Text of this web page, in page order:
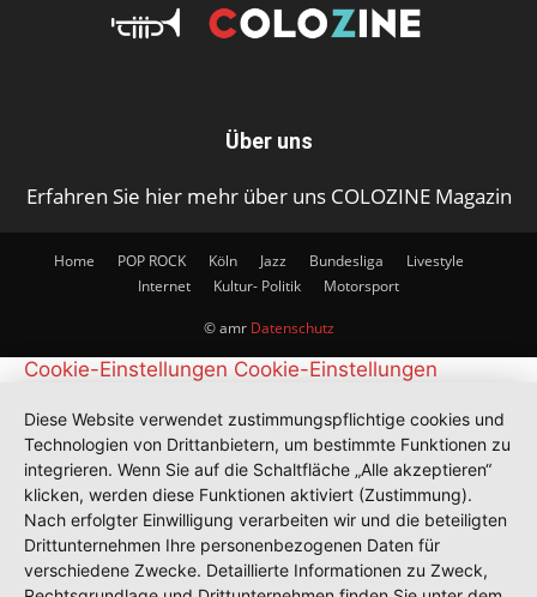
Über uns
Erfahren Sie hier mehr über uns COLOZINE Magazin
Home POP ROCK Köln Jazz Bundesliga
Livestyle
Internet
Kultur- Politik Motorsport
© amr Datenschutz
Cookie-Einstellungen Cookie-Einstellungen
Diese Website verwendet zustimmungspflichtige cookies und
Technologien von Drittanbietern, um bestimmte Funktionen zu
integrieren. Wenn Sie auf die Schaltfläche „Alle akzeptieren“
klicken, werden diese Funktionen aktiviert (Zustimmung).
Nach erfolgter Einwilligung verarbeiten wir und die beteiligten
Drittunternehmen Ihre personenbezogenen Daten für
verschiedene Zwecke. Detaillierte Informationen zu Zweck,